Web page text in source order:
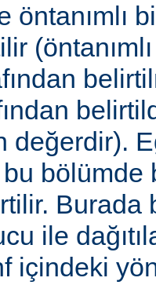
öntanımlı
değerdir).
bölümde
Burada
ile
içindeki